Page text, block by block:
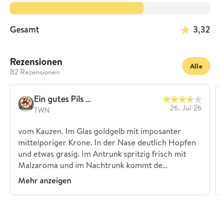
Gesamt 3,32
Rezensionen
82 Rezensionen
Alle
Ein gutes Pils …
TWN 26. Jul 26
vom Kauzen. Im Glas goldgelb mit imposanter
mittelporiger Krone. In der Nase deutlich Hopfen
und etwas grasig. Im Antrunk spritzig frisch mit
Malzaroma und im Nachtrunk kommt de…
Mehr anzeigen